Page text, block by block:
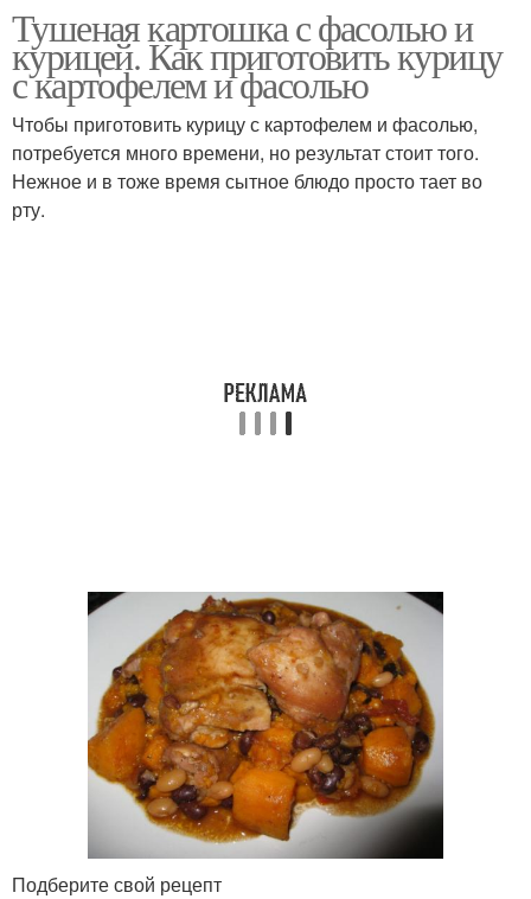
Курица с красной
Фасоль в сметанном
соусе
Стручковая фасоль Фасоли в мультиварке
Картофель со
стручковой фасолью
Фасоль с мясом
Спаржевая фасоль
Рагу со стручковой
фасолью
Тушеная картошка с фасолью и
курицей. Как приготовить курицу
с картофелем и фасолью
Чтобы приготовить курицу с картофелем и фасолью,
потребуется много времени, но результат стоит того.
Нежное и в тоже время сытное блюдо просто тает во
рту.
Подберите свой рецепт